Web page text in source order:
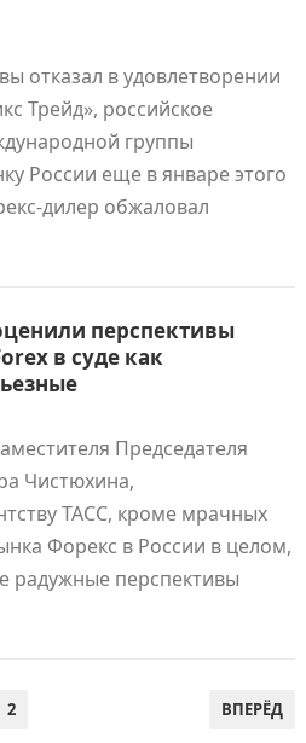
отказал в удовлетворении
Трейд», российское
группы
России еще в январе этого
дилер обжаловал
перспективы
в суде как
Председателя
Чистюхина,
ТАСС, кроме мрачных
Форекс в России в целом,
радужные перспективы
2 ВПЕРЁД